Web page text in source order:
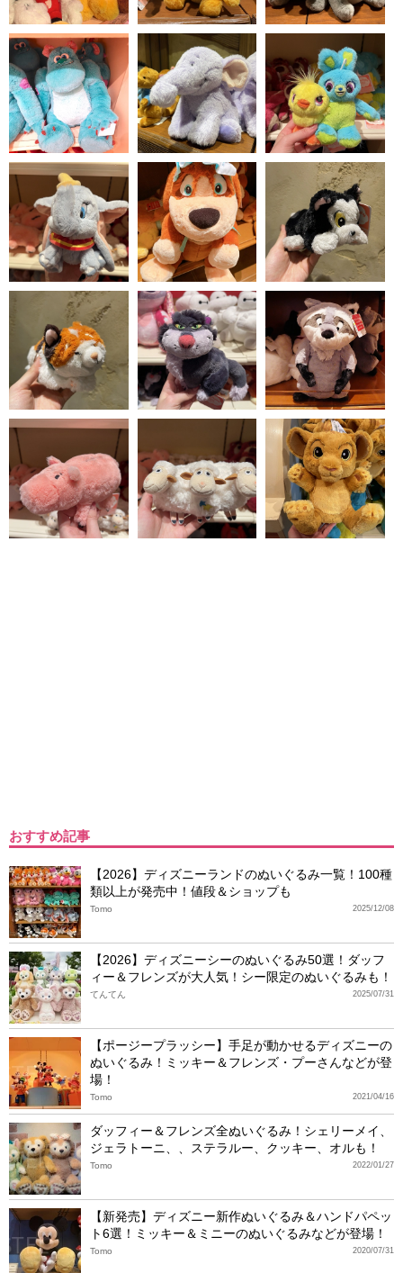
おすすめ記事
【2026】ディズニーランドのぬいぐるみ一覧！100種
類以上が発売中！値段＆ショップも
2025/12/08
Tomo
【2026】ディズニーシーのぬいぐるみ50選！ダッフ
ィー＆フレンズが大人気！シー限定のぬいぐるみも！
2025/07/31
てんてん
【ポージープラッシー】手足が動かせるディズニーの
ぬいぐるみ！ミッキー＆フレンズ・プーさんなどが登
場！
2021/04/16
Tomo
ダッフィー＆フレンズ全ぬいぐるみ！シェリーメイ、
ジェラトーニ、、ステラルー、クッキー、オルも！
2022/01/27
Tomo
【新発売】ディズニー新作ぬいぐるみ＆ハンドパペッ
ト6選！ミッキー＆ミニーのぬいぐるみなどが登場！
2020/07/31
Tomo